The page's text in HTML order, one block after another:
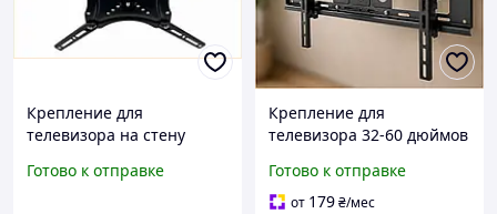
Крепление для
телевизора на стену
от 14 до 55 дюймов с VESA
Готово к отправке
Крепление для
телевизора 32-60 дюймов
удобного просмотра в
доме офисе
Готово к отправке
от 179₴/мес